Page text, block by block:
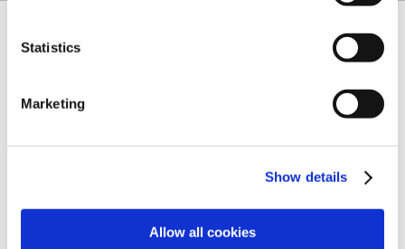
Statistics
Marketing
Show details
Allow all cookies